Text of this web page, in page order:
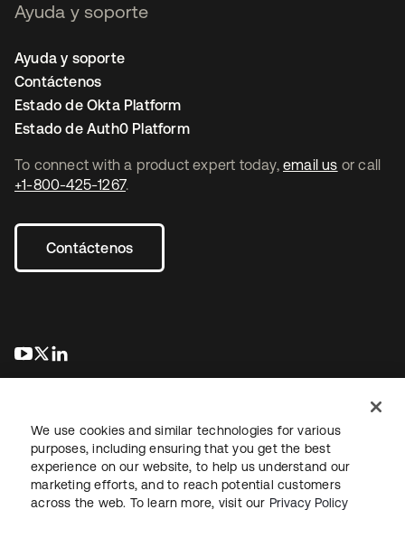
To connect with a product expert today, email us or call
+1-800-425-1267.
Contáctenos
se abre en una pestaña nueva
se abre en una pestaña nueva
Ayuda y soporte
Ayuda y soporte
Contáctenos
Estado de Okta Platform
Estado de Auth0 Platform
Información legalPolítica de privacidadTérminos del sitio
Seguridad Mapa del sitioPreferencias de cookies
We use cookies and similar technologies for various
purposes, including ensuring that you get the best
experience on our website, to help us understand our
marketing efforts, and to reach potential customers
across the web. To learn more, visit our Privacy Policy